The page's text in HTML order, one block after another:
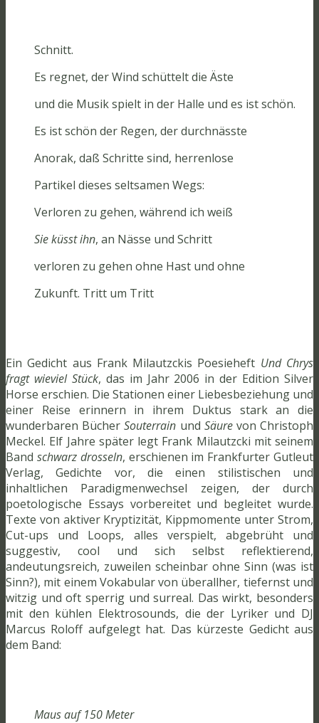
Schnitt.
Es regnet, der Wind schüttelt die Äste
und die Musik spielt in der Halle und es ist schön.
Es ist schön der Regen, der durchnässte
Anorak, daß Schritte sind, herrenlose
Partikel dieses seltsamen Wegs:
Verloren zu gehen, während ich weiß
Sie küsst ihn, an Nässe und Schritt
verloren zu gehen ohne Hast und ohne
Zukunft. Tritt um Tritt
Ein Gedicht aus Frank Milautzckis Poesieheft Und Chrys
fragt wieviel Stück, das im Jahr 2006 in der Edition Silver
Horse erschien. Die Stationen einer Liebesbeziehung und
einer Reise erinnern in ihrem Duktus stark an die
wunderbaren BücherSouterrain und Säurevon Christoph
Meckel. Elf Jahre später legt Frank Milautzcki mit seinem
Band schwarz drosseln, erschienen im Frankfurter Gutleut
Verlag, Gedichte vor, die einen stilistischen und
inhaltlichen Paradigmenwechsel zeigen, der durch
poetologische Essays vorbereitet und begleitet wurde.
Texte von aktiver Kryptizität, Kippmomente unter Strom,
Cut-ups und Loops, alles verspielt, abgebrüht und
suggestiv, cool und sich selbst reflektierend,
andeutungsreich, zuweilen scheinbar ohne Sinn (was ist
Sinn?), mit einem Vokabular von überallher, tiefernst und
witzig und oft sperrig und surreal. Das wirkt, besonders
mit den kühlen Elektrosounds, die der Lyriker und DJ
Marcus Roloff aufgelegt hat. Das kürzeste Gedicht aus
dem Band:
Maus auf 150 Meter